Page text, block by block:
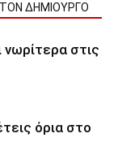
ΔΗΜΙΟΥΡΓΟ
νωρίτερα στις
όρια στο